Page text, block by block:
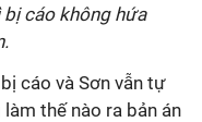
bị cáo không hứa
cáo và Sơn vẫn tự
thế nào ra bản án